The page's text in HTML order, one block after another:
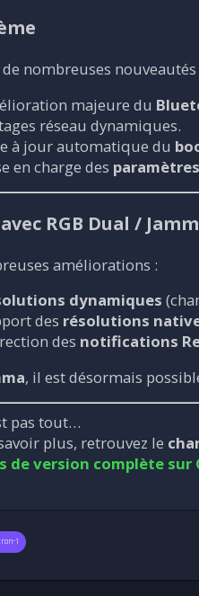
de nombreuses nouveautés
majeure du
réseau dynamiques.
à jour automatique du
en charge des
avec RGB Dual /
améliorations :
dynamiques
des résolutions
des notifications
, il est désormais
pas tout…
plus, retrouvez le
de version complète sur
1